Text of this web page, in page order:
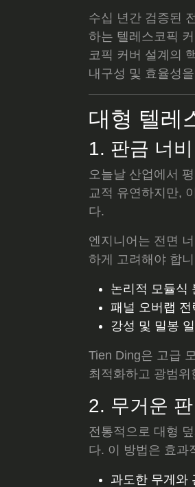
수십 년간 검증된
하는 텔레스코픽
코픽 커버 설계의
내구성 및 효율성
대형 텔레
1. 판금 너
오늘날 산업에서
교적 유연하지만,
다.
엔지니어는 전면
하게 고려해야 합
논리적 모듈식
패널 오버랩 전
강성 및 밀봉
Tien Ding은 고급
최적화하고 광범
2. 무거운
전통적으로 대형
다. 이 방법은 효과
과도한 무게와